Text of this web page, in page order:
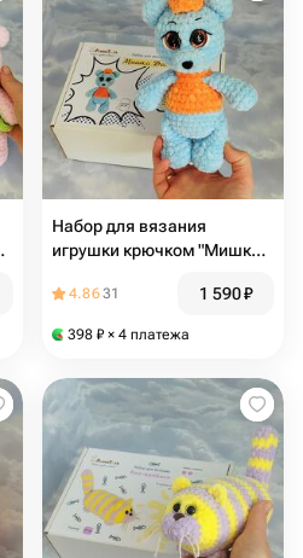
Набор для вязания
игрушки крючком "Мишка
4.8631 1 590₽
398 ₽ × 4 платежа